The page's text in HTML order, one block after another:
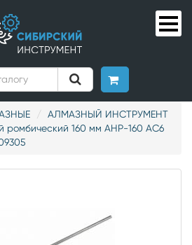
АЛМАЗНЫЙ ИНСТРУМЕНТ
ромбический 160 мм АНР-160 АС6